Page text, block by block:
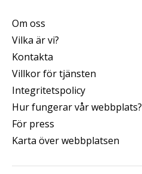
Om oss
Vilka är vi?
Kontakta
Villkor för tjänsten
Integritetspolicy
Hur fungerar vår webbplats?
För press
Karta över webbplatsen